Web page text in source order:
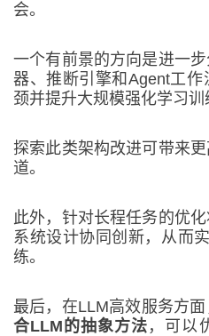
会。
一个有前景的方向是进一
器、推断引擎和Agent工
颈并提升大规模强化学习训
探索此类架构改进可带来
道。
此外，针对长程任务的优
系统设计协同创新，从而
练。
最后，在LLM高效服务方
合LLM的抽象方法 ，可以